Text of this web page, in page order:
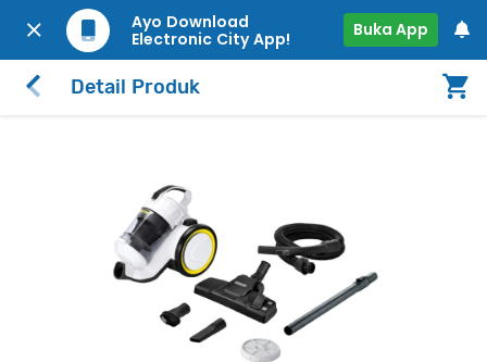
Ayo Download
Electronic City App!
Buka App
Detail Produk